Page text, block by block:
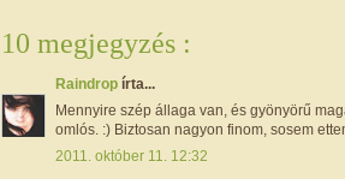
10 megjegyzés :
Raindrop írta...
Mennyire szép állaga van, és gyönyörű
omlós. :) Biztosan nagyon finom, sosem
2011. október 11. 12:32